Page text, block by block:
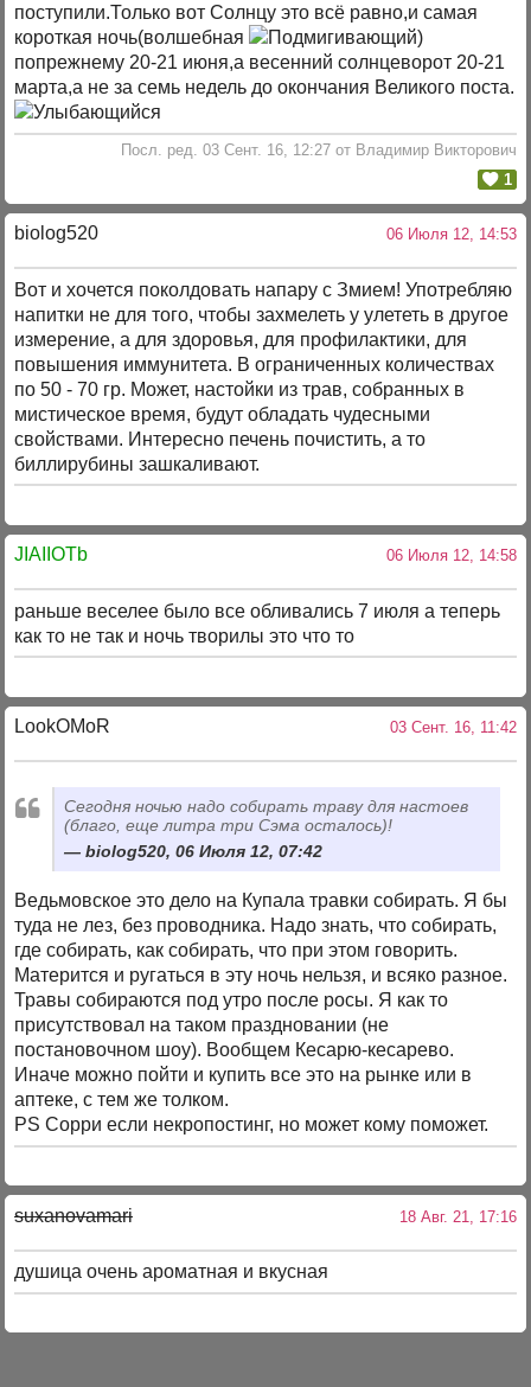
поступили.Только вот Солнцу это всё равно,и самая
короткая ночь(волшебная
)
попрежнему 20-21 июня,а весенний солнцеворот 20-21
марта,а не за семь недель до окончания Великого поста.
Посл. ред. 03 Сент. 16, 12:27 от Владимир Викторович
1
biolog520 06 Июля 12, 14:53
Вот и хочется поколдовать напару с Змием! Употребляю
напитки не для того, чтобы захмелеть у улететь в другое
измерение, а для здоровья, для профилактики, для
повышения иммунитета. В ограниченных количествах
по 50 - 70 гр. Может, настойки из трав, собранных в
мистическое время, будут обладать чудесными
свойствами. Интересно печень почистить, а то
биллирубины зашкаливают.
JIAIIOTb 06 Июля 12, 14:58
раньше веселее было все обливались 7 июля а теперь
как то не так и ночь творилы это что то
LookOMoR 03 Сент. 16, 11:42
Сегодня ночью надо собирать траву для настоев
(благо, еще литра три Сэма осталось)!
biolog520, 06 Июля 12, 07:42
Ведьмовское это дело на Купала травки собирать. Я бы
туда не лез, без проводника. Надо знать, что собирать,
где собирать, как собирать, что при этом говорить.
Матерится и ругаться в эту ночь нельзя, и всяко разное.
Травы собираются под утро после росы. Я как то
присутствовал на таком праздновании (не
постановочном шоу). Вообщем Кесарю-кесарево.
Иначе можно пойти и купить все это на рынке или в
аптеке, с тем же толком.
PS Сорри если некропостинг, но может кому поможет.
suxanovamari 18 Авг. 21, 17:16
душица очень ароматная и вкусная